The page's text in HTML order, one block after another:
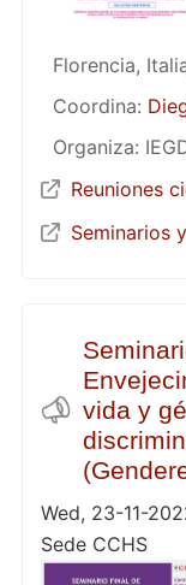
Florencia,
Coordina:
Organiza:
Reuniones
Seminarios
vida y
Wed, 23-11-
Sede CCHS